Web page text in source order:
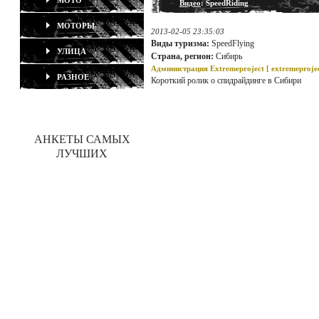
МОТОРЫ
УЛИЦА
РАЗНОЕ
АНКЕТЫ САМЫХ
ЛУЧШИХ
Видео: SpeedRiding
2013-02-05 23:35:03
Виды туризма: SpeedFlying
Страна, регион: Сибирь
Администрация Extremeproject [
Короткий ролик о спидрайдинге в Сибири